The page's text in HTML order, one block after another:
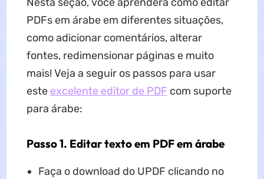
PDFs em árabe em diferentes situações,
como adicionar comentários, alterar
fontes, redimensionar páginas e muito
mais! Veja a seguir os passos para usar
este excelente editor de PDF com suporte
para árabe:
Passo 1. Editar texto em PDF em árabe
Faça o download do UPDF clicando no